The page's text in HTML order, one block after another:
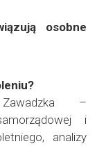
osobne
–
i
analizy